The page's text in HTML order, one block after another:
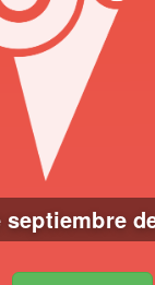
septiembre